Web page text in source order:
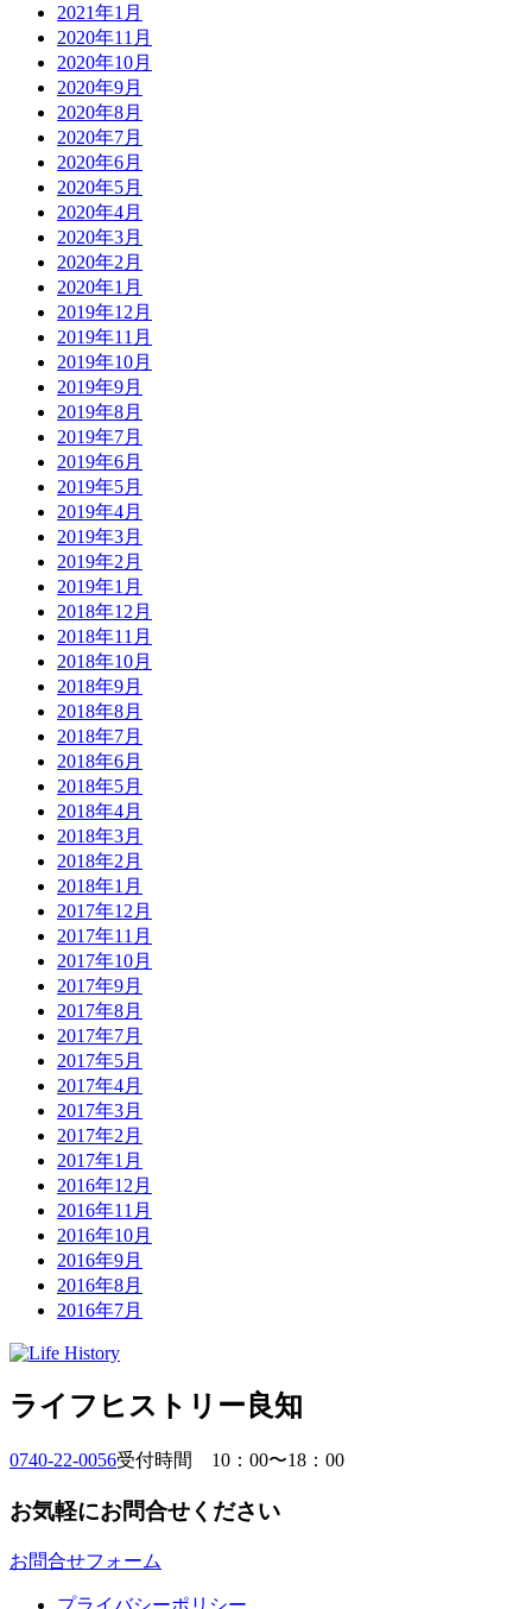
2021年1月
2020年11月
2020年10月
2020年9月
2020年8月
2020年7月
2020年6月
2020年5月
2020年4月
2020年3月
2020年2月
2020年1月
2019年12月
2019年11月
2019年10月
2019年9月
2019年8月
2019年7月
2019年6月
2019年5月
2019年4月
2019年3月
2019年2月
2019年1月
2018年12月
2018年11月
2018年10月
2018年9月
2018年8月
2018年7月
2018年6月
2018年5月
2018年4月
2018年3月
2018年2月
2018年1月
2017年12月
2017年11月
2017年10月
2017年9月
2017年8月
2017年7月
2017年5月
2017年4月
2017年3月
2017年2月
2017年1月
2016年12月
2016年11月
2016年10月
2016年9月
2016年8月
2016年7月
ライフヒストリー良知
0740-22-0056受付時間 10：00〜18：00
お気軽にお問合せください
お問合せフォーム
プライバシーポリシー